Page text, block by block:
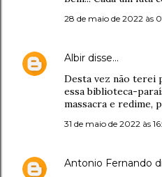
28 de maio de 2022 às
Albir disse…
Desta vez não terei
essa biblioteca-
massacra e redime,
31 de maio de 2022 às
Antonio Fernando